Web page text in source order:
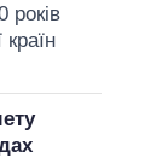
років